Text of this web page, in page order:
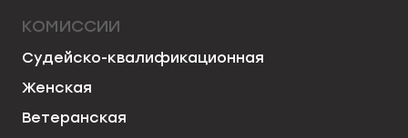
КОМИССИИ
Судейско-квалификационная
Женская
Ветеранская